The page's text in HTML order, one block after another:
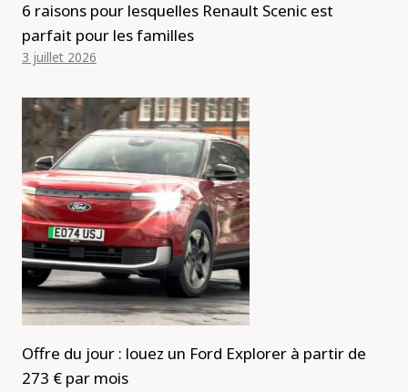
6 raisons pour lesquelles Renault Scenic est
parfait pour les familles
3 juillet 2026
Offre du jour : louez un Ford Explorer à partir de
273 € par mois